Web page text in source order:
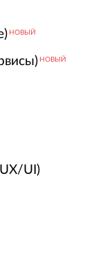
НОВЫЙ
НОВЫЙ
UI)